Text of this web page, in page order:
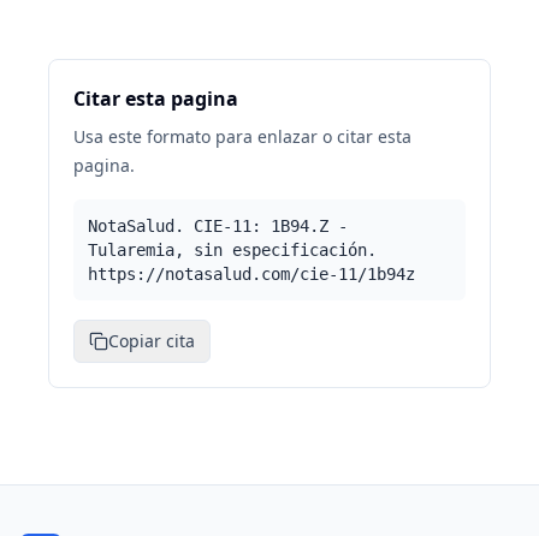
Citar esta pagina
Usa este formato para enlazar o citar esta
pagina.
NotaSalud. CIE-11: 1B94.Z -
Tularemia, sin especificación.
https://notasalud.com/cie-11/1b94z
Copiar cita